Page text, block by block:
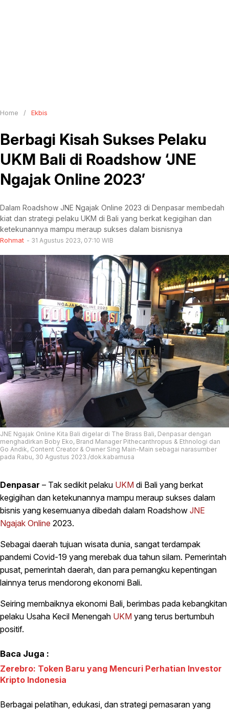
Home / Ekbis
Berbagi Kisah Sukses Pelaku
UKM Bali di Roadshow ‘JNE
Ngajak Online 2023’
Dalam Roadshow JNE Ngajak Online 2023 di Denpasar membedah
kiat dan strategi pelaku UKM di Bali yang berkat kegigihan dan
ketekunannya mampu meraup sukses dalam bisnisnya
Rohmat 31 Agustus 2023, 07:10 WIB
JNE Ngajak Online Kita Bali digelar di The Brass Bali, Denpasar dengan
menghadirkan Boby Eko, Brand Manager Pithecanthropus & Ethnologi dan
Go Andik, Content Creator & Owner Sing Main-Main sebagai narasumber
pada Rabu, 30 Agustus 2023./dok.kabarnusa
Denpasar – Tak sedikit pelaku UKM di Bali yang berkat
kegigihan dan ketekunannya mampu meraup sukses dalam
bisnis yang kesemuanya dibedah dalam Roadshow JNE
Ngajak Online 2023.
Sebagai daerah tujuan wisata dunia, sangat terdampak
pandemi Covid-19 yang merebak dua tahun silam. Pemerintah
pusat, pemerintah daerah, dan para pemangku kepentingan
lainnya terus mendorong ekonomi Bali.
Seiring membaiknya ekonomi Bali, berimbas pada kebangkitan
pelaku Usaha Kecil Menengah UKM yang terus bertumbuh
positif.
Baca Juga :
Zerebro: Token Baru yang Mencuri Perhatian Investor
Kripto Indonesia
Berbagai pelatihan, edukasi, dan strategi pemasaran yang